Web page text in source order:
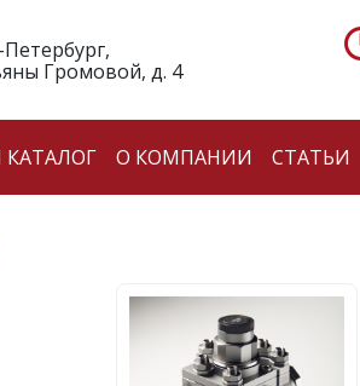
Петербург,
Громовой, д. 4
О КОМПАНИИ СТАТЬИ